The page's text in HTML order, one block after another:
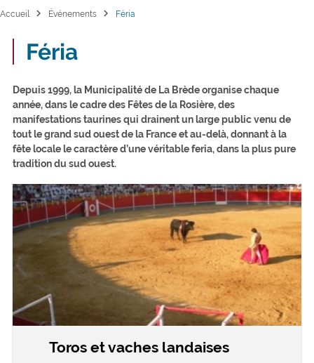
Accueil chevron_right Événements chevron_right Féria
Féria
Depuis 1999, la Municipalité de La Brède organise chaque
année, dans le cadre des Fêtes de la Rosière, des
manifestations taurines qui drainent un large public venu de
tout le grand sud ouest de la France et au-delà, donnant à la
fête locale le caractère d’une véritable feria, dans la plus pure
tradition du sud ouest.
Toros et vaches landaises